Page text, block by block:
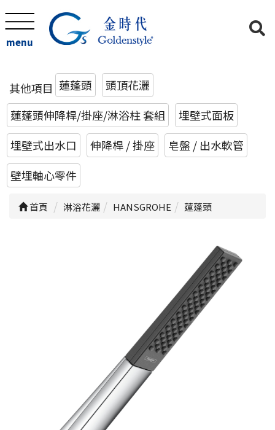
menu
其他項目 蓮蓬頭
頭頂花灑
蓮蓬頭伸降桿/掛座/淋浴柱 套組
埋壁式面板
埋壁式出水口
伸降桿 / 掛座
皂盤 / 出水軟管
壁埋軸心零件
首頁 淋浴花灑 HANSGROHE 蓮蓬頭